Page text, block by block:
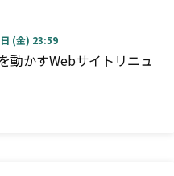
(金) 23:59
動かすWebサイトリニュ